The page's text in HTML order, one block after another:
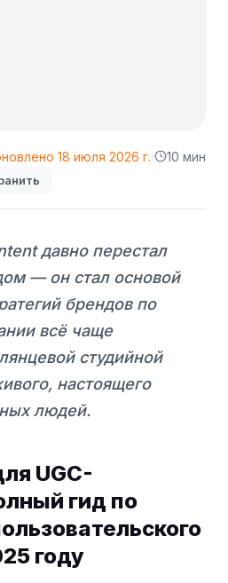
18 июля 2026 г.· 10 мин
давно перестал
— он стал основой
брендов по
всё чаще
студийной
настоящего
людей.
UGC-
гид по
году